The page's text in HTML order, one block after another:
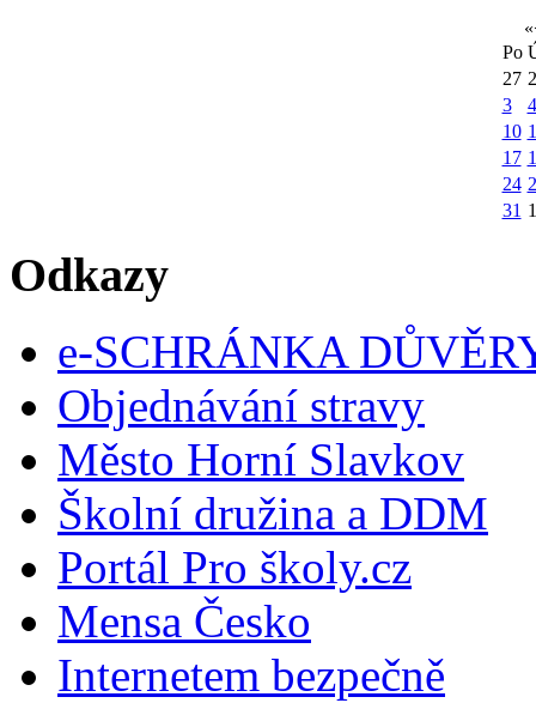
«
Po
27
3
4
10
17
24
31 1
Odkazy
e-SCHRÁNKA
Objednávání stravy
Město Horní Slavkov
Školní družina a DDM
Portál Pro školy.cz
Mensa Česko
Internetem bezpečně